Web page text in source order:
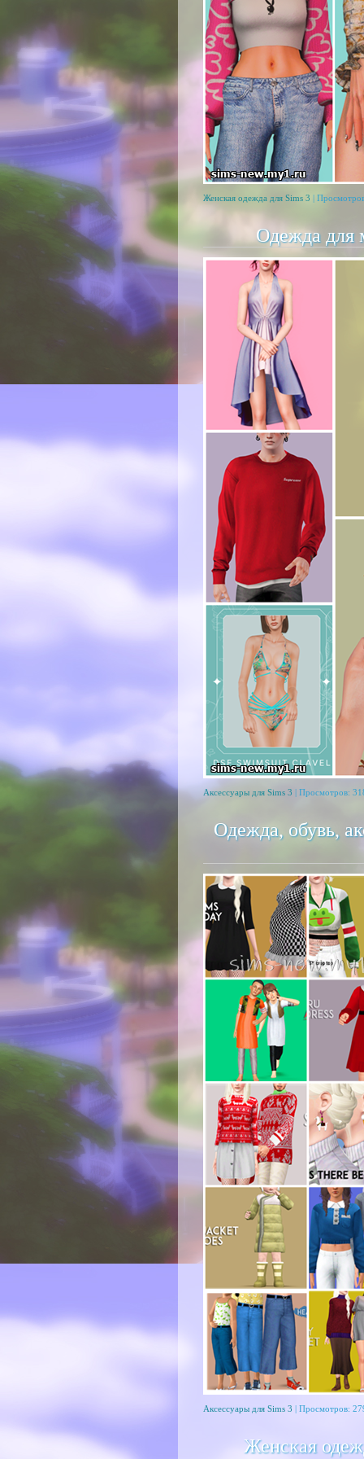
Женская одежда для Sims 3 |
Одежда для
Аксессуары для Sims 3 | Просмотров:
Одежда, обувь,
Аксессуары для Sims 3 | Просмотров:
Женская